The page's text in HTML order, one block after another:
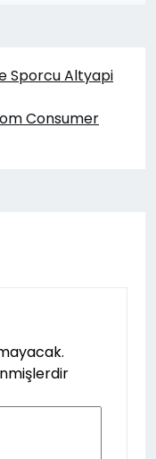
Sporcu Altyapi
Consumer